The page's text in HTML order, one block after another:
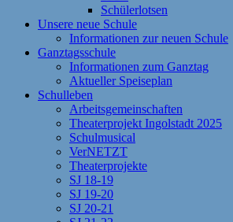
Schülerlotsen
Unsere neue Schule
Informationen zur neuen Schule
Ganztagsschule
Informationen zum Ganztag
Aktueller Speiseplan
Schulleben
Arbeitsgemeinschaften
Theaterprojekt Ingolstadt 2025
Schulmusical
VerNETZT
Theaterprojekte
SJ 18-19
SJ 19-20
SJ 20-21